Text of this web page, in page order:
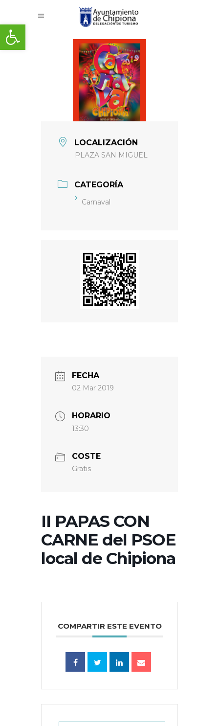
Abrir barra de herramientas
LOCALIZACIÓN
PLAZA SAN MIGUEL
CATEGORÍA
Carnaval
FECHA
02 Mar 2019
HORARIO
13:30
COSTE
Gratis
II PAPAS CON
CARNE del PSOE
local de Chipiona
COMPARTIR ESTE EVENTO